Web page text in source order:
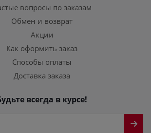
вопросы по заказам
Обмен и возврат
Акции
Как оформить заказ
Способы оплаты
Доставка заказа
всегда в курсе!